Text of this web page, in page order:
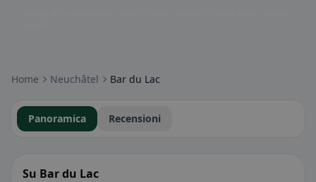
Home Neuchâtel Bar du Lac
Panoramica Recensioni
Su Bar du Lac